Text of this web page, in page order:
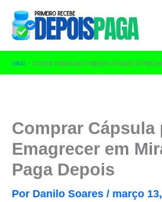
para
conteúdo
Início Comprar Cápsula para Emagrecer em [local]: Só Paga
Comprar Cápsula
Emagrecer em
Paga Depois
Por Danilo Soares / março